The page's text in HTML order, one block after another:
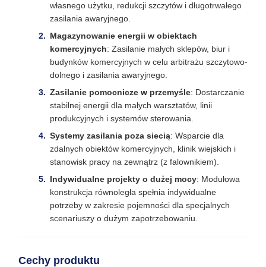
własnego użytku, redukcji szczytów i długotrwałego
zasilania awaryjnego.
Magazynowanie energii w obiektach
komercyjnych: Zasilanie małych sklepów, biur i
budynków komercyjnych w celu arbitrażu szczytowo-
dolnego i zasilania awaryjnego.
Zasilanie pomocnicze w przemyśle: Dostarczanie
stabilnej energii dla małych warsztatów, linii
produkcyjnych i systemów sterowania.
Systemy zasilania poza siecią: Wsparcie dla
zdalnych obiektów komercyjnych, klinik wiejskich i
stanowisk pracy na zewnątrz (z falownikiem).
Indywidualne projekty o dużej mocy: Modułowa
konstrukcja równoległa spełnia indywidualne
potrzeby w zakresie pojemności dla specjalnych
scenariuszy o dużym zapotrzebowaniu.
Cechy produktu